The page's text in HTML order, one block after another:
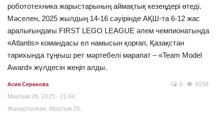
робототехника жарыстарының аймақтық кезеңдері өтеді.
Мәселен, 2025 жылдың 14-16 сәуірінде АҚШ-та 6-12 жас
аралығындағы FIRST LEGO LEAGUE әлем чемпионатында
«Atlantis» командасы ел намысын қорғап, Қазақстан
тарихында тұңғыш рет мәртебелі марапат – «Team Model
Award» жүлдесін жеңіп алды.
Асия Серикова
Маусым 26, 2025 - 21:44
Жаңартылған: Маусым 26,
0 9158